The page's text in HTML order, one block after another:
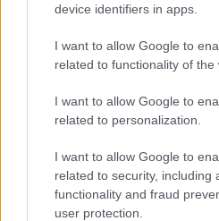
device identifiers in apps.
I want to allow Google to
related to functionality of the
I want to allow Google to
related to personalization.
I want to allow Google to
related to security, including
functionality and fraud
user protection.
2019.07.18